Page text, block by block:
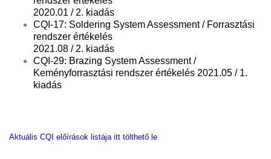
2020.01 / 2. kiadás
CQI-17: Soldering System Assessment / Forrasztási
rendszer értékelés
2021.08 / 2. kiadás
CQI-29: Brazing System Assessment /
Keményforrasztási rendszer értékelés 2021.05 / 1.
kiadás
Aktuális CQI előírások listája itt tölthető le